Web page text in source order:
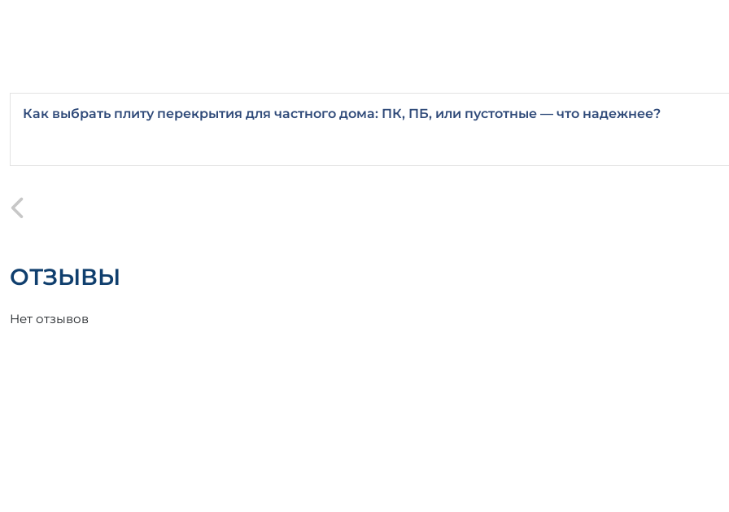
Как выбрать плиту перекрытия для частного дома: ПК, ПБ, или пустотные — что надежнее?
ОТЗЫВЫ
Нет отзывов